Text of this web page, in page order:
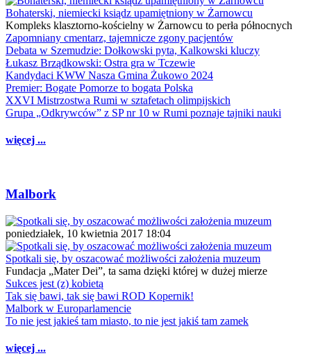
Bohaterski, niemiecki ksiądz upamiętniony w Żarnowcu
Kompleks klasztorno-kościelny w Żarnowcu to perła północnych
Zapomniany cmentarz, tajemnicze zgony pacjentów
Debata w Szemudzie: Dołkowski pyta, Kalkowski kluczy
Łukasz Brządkowski: Ostra gra w Tczewie
Kandydaci KWW Nasza Gmina Żukowo 2024
Premier: Bogate Pomorze to bogata Polska
XXVI Mistrzostwa Rumi w sztafetach olimpijskich
Grupa „Odkrywców” z SP nr 10 w Rumi poznaje tajniki nauki
więcej ...
Malbork
poniedziałek, 10 kwietnia 2017 18:04
Spotkali się, by oszacować możliwości założenia muzeum
Fundacja „Mater Dei”, ta sama dzięki której w dużej mierze
Sukces jest (z) kobietą
Tak się bawi, tak się bawi ROD Kopernik!
Malbork w Europarlamencie
To nie jest jakieś tam miasto, to nie jest jakiś tam zamek
więcej ...